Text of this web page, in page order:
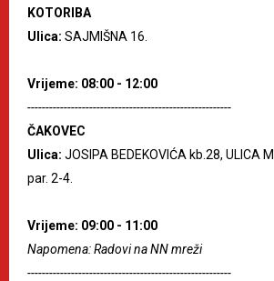
KOTORIBA
Ulica: SAJMIŠNA 16.
Vrijeme: 08:00 - 12:00
--------------------------------------------------------
ČAKOVEC
Ulica: JOSIPA BEDEKOVIĆA kb.28, ULICA
par. 2-4.
Vrijeme: 09:00 - 11:00
Napomena: Radovi na NN mreži
--------------------------------------------------------